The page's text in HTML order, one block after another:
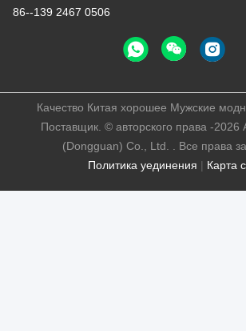
86--139 2467 0506
Политика уединения | Карта
Качество Китая хорошее Мужские
Поставщик. © авторского права -2026
(Dongguan) Co., Ltd. . Все права